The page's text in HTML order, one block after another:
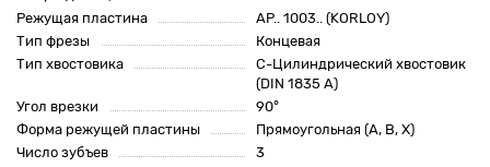
Режущая пластина
AP.. 1003.. (KORLOY)
Тип фрезы
Концевая
Тип хвостовика
C-Цилиндрический хвостовик
(DIN 1835 A)
Угол врезки
90°
Форма режущей пластины
Прямоугольная (A, B, X)
Число зубъев
3